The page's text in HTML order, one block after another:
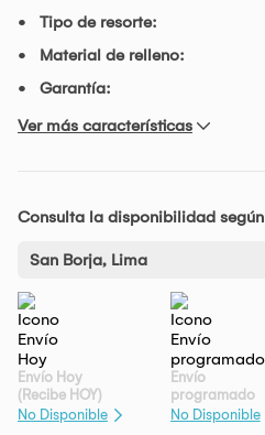
Tipo de resorte:
Material de relleno:
Garantía:
Ver más características
Consulta la disponibilidad
San Borja, Lima
Envío Hoy
(Recibe HOY)
No Disponible
Envío
programado
No Disponible